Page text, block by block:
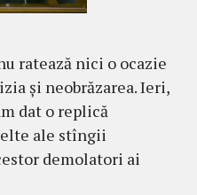
ratează nici o ocazie
și neobrăzarea. Ieri,
dat o replică
ale stîngii
demolatori ai